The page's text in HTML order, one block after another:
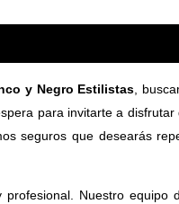
y Negro Estilistas,
para invitarte a
seguros que desearás
Nuestro equipo